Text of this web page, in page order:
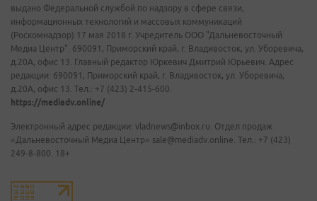
выдано Федеральной службой по надзору в сфере связи,
информационных технологий и массовых коммуникаций
(Роскомнадзор) 17 мая 2018 г. Учредитель ООО "Дальневосточный
Медиа Центр". 690091, Приморский край, г. Владивосток, ул. Уборевича,
д.20А, офис 13. Главный редактор Юркевич Дмитрий Юрьевич. Адрес
редакции: 690091, Приморский край, г. Владивосток, ул. Уборевича,
д.20А, офис 13. Тел.: +7 (423) 2-415-600.
https://mediadv.online/
Электронный адрес редакции: vladnews@inbox.ru. Отдел продаж
«Дальневосточный Медиа Центр» sale@mediadv.online. Тел.: +7 (423)
249-8-800. 18+